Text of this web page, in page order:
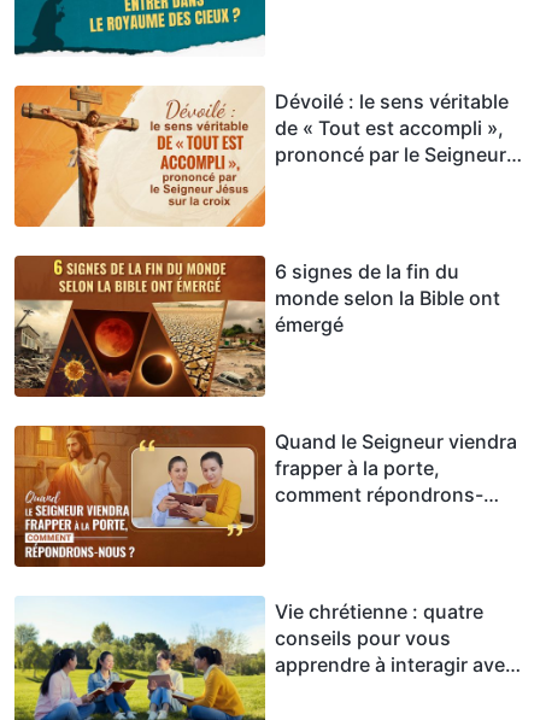
Dévoilé : le sens véritable
de « Tout est accompli »,
prononcé par le Seigneur
6 signes de la fin du
monde selon la Bible ont
émergé
Quand le Seigneur viendra
frapper à la porte,
comment répondrons-
Vie chrétienne : quatre
conseils pour vous
apprendre à interagir avec